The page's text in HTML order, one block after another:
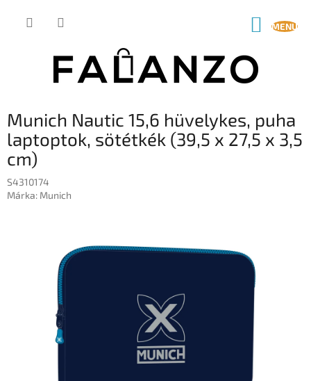
KOSÁR
Munich Nautic 15,6 hüvelykes, puha
laptoptok, sötétkék (39,5 x 27,5 x 3,5
cm)
S4310174
Márka: Munich